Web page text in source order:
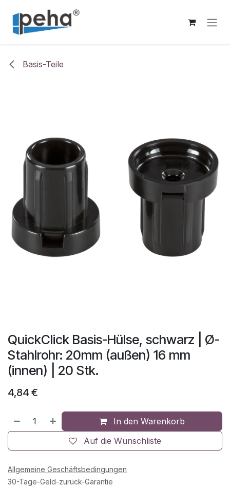
Basis-Teile
QuickClick Basis-Hülse, schwarz | Ø-
Stahlrohr: 20mm (außen) 16 mm
(innen) | 20 Stk.
4,84 €
In den Warenkorb
Auf die Wunschliste
Allgemeine Geschäftsbedingungen
30-Tage-Geld-zurück-Garantie